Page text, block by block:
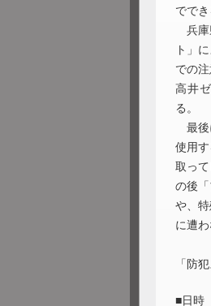
でで
兵庫
ト」
での
高井
る。
最後
使用
取っ
の後
や、
に遭
「防
■日時